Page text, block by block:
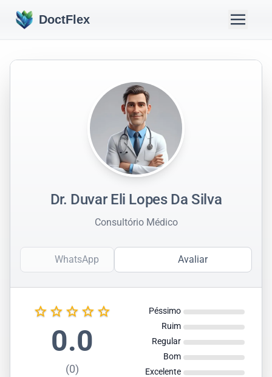
DoctFlex
Dr. Duvar Eli Lopes Da Silva
Consultório Médico
WhatsApp Avaliar
star_border star_border star_border star_border star_border
0.0
(0)
Péssimo
Ruim
Regular
Bom
Excelente